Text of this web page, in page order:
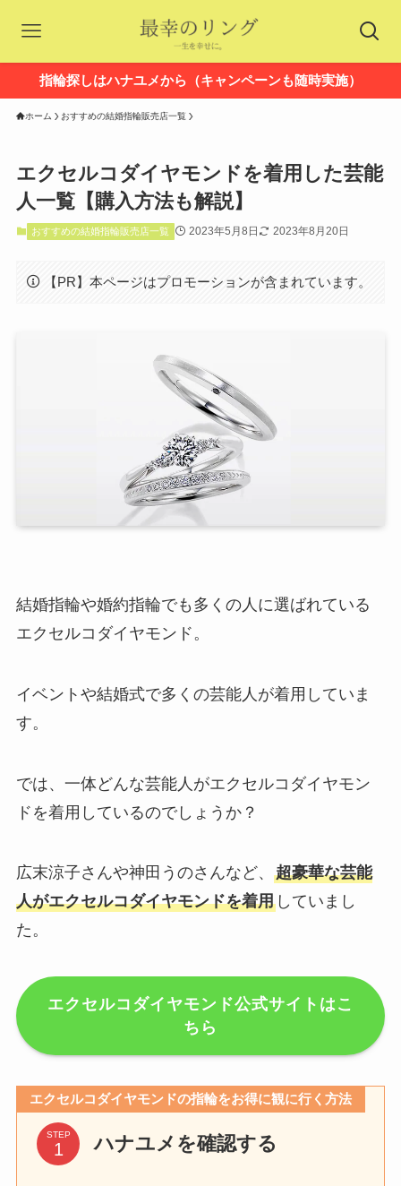
指輪探しはハナユメから（キャンペーンも随時実施）
ホーム おすすめの結婚指輪販売店一覧
エクセルコダイヤモンドを着用した芸能
人一覧【購入方法も解説】
おすすめの結婚指輪販売店一覧 2023年5月8日 2023年8月20日
【PR】本ページはプロモーションが含まれています。
結婚指輪や婚約指輪でも多くの人に選ばれている
エクセルコダイヤモンド。
イベントや結婚式で多くの芸能人が着用していま
す。
では、一体どんな芸能人がエクセルコダイヤモン
ドを着用しているのでしょうか？
広末涼子さんや神田うのさんなど、 超豪華な芸能
人がエクセルコダイヤモンドを着用していまし
た。
エクセルコダイヤモンド公式サイトはこ
ちら
エクセルコダイヤモンドの指輪をお得に観に行く方法
STEP ハナユメを確認する